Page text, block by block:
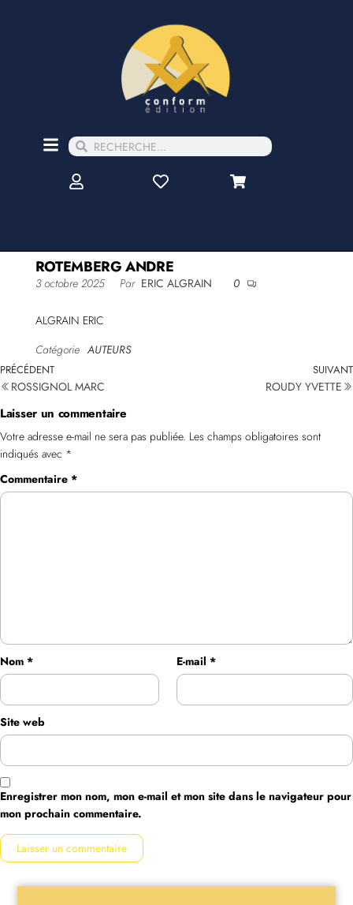
ROTEMBERG ANDRE
3 octobre 2025 Par ERIC ALGRAIN 0
ALGRAIN ERIC
Catégorie AUTEURS
PRÉCÉDENT
ROSSIGNOL MARC
SUIVANT
ROUDY YVETTE
Laisser un commentaire
Votre adresse e-mail ne sera pas publiée. Les champs obligatoires sont
indiqués avec *
Commentaire *
Nom * E-mail *
Site web
Enregistrer mon nom, mon e-mail et mon site dans le navigateur pour
mon prochain commentaire.